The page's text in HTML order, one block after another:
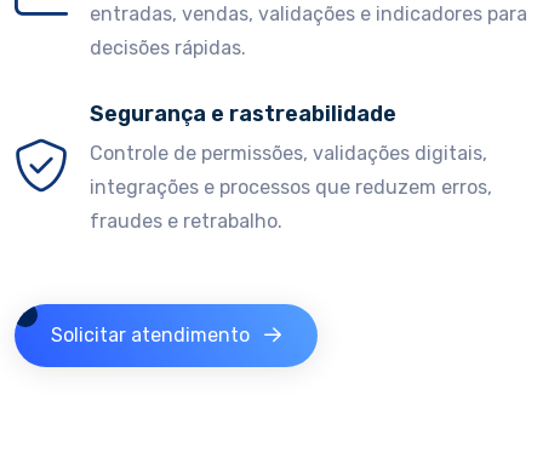
entradas, vendas, validações e indicadores para
decisões rápidas.
Segurança e rastreabilidade
Controle de permissões, validações digitais,
integrações e processos que reduzem erros,
fraudes e retrabalho.
Solicitar atendimento